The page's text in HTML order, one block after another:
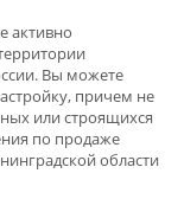
активно
Вы можете
причем не
или строящихся
по продаже
области